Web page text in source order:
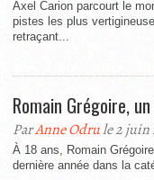
Axel Carion parcourt le
pistes les plus
retraçant...
Romain Grégoire,
ParAnne Odrule 2 juin
À 18 ans, Romain
dernière année dans la